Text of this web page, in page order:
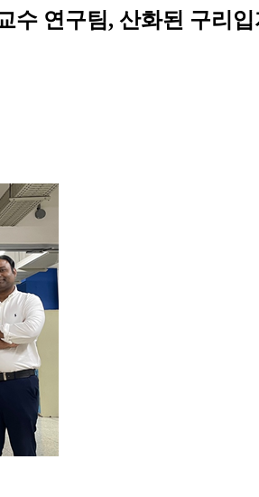
수 연구팀, 산화된 구리